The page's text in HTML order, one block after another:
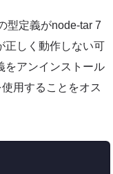
型定義がnode-tar 7
正しく動作しない可
をアンインストール
用することをオス